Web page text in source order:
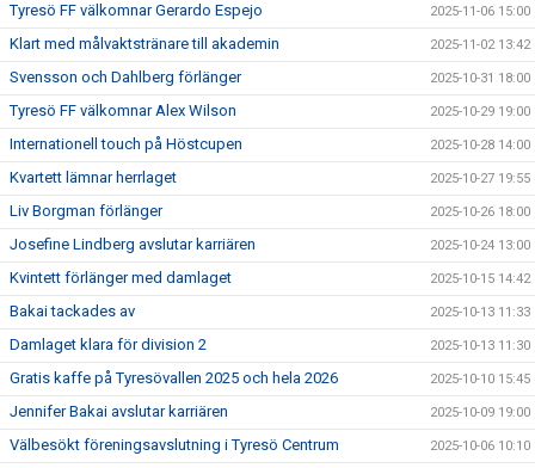
Tyresö FF välkomnar Gerardo Espejo 2025-11-06 15:00
Klart med målvaktstränare till akademin 2025-11-02 13:42
Svensson och Dahlberg förlänger 2025-10-31 18:00
Tyresö FF välkomnar Alex Wilson 2025-10-29 19:00
Internationell touch på Höstcupen 2025-10-28 14:00
Kvartett lämnar herrlaget 2025-10-27 19:55
Liv Borgman förlänger 2025-10-26 18:00
Josefine Lindberg avslutar karriären 2025-10-24 13:00
Kvintett förlänger med damlaget 2025-10-15 14:42
Bakai tackades av 2025-10-13 11:33
Damlaget klara för division 2 2025-10-13 11:30
Gratis kaffe på Tyresövallen 2025 och hela 2026 2025-10-10 15:45
Jennifer Bakai avslutar karriären 2025-10-09 19:00
Välbesökt föreningsavslutning i Tyresö Centrum 2025-10-06 10:10